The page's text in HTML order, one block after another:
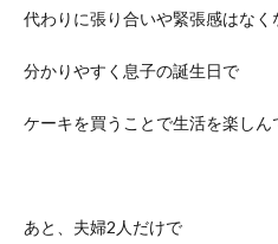
代わりに張り合いや緊張感はなく
分かりやすく息子の誕生日で
ケーキを買うことで生活を楽しん
あと、夫婦2人だけで